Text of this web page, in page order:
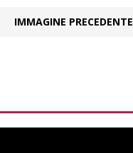
IMMAGINE PRECEDENTE